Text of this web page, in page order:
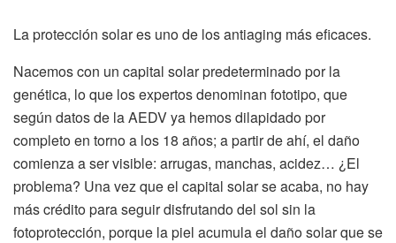
La protección solar es uno de los antiaging más eficaces.
Nacemos con un capital solar predeterminado por la
genética, lo que los expertos denominan fototipo, que
según datos de la AEDV ya hemos dilapidado por
completo en torno a los 18 años; a partir de ahí, el daño
comienza a ser visible: arrugas, manchas, acidez… ¿El
problema? Una vez que el capital solar se acaba, no hay
más crédito para seguir disfrutando del sol sin la
fotoprotección, porque la piel acumula el daño solar que se